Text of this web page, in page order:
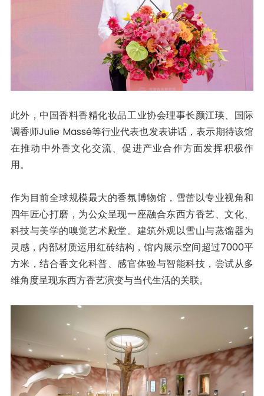
此外，中国香料香精化妆品工业协会理事长颜江瑛、国际
调香师Julie Massé等行业代表也发表讲话，表示期待该馆
在推动中外香文化交流、促进产业合作方面发挥积极作
用。
作为目前全球规模最大的香氛博物馆，雪蕾以专业视角和
四年匠心打磨，为公众呈现一座融合东西方香艺、文化、
科技与美学的嗅觉艺术殿堂。建筑外观以雪山与蒸馏器为
灵感，内部材质运用红砖结构，馆内展示空间超过7000平
方米，结合香文化科普、感官体验与智能科技，尝试从多
维角度呈现东西方香艺演变与当代生活的关联。